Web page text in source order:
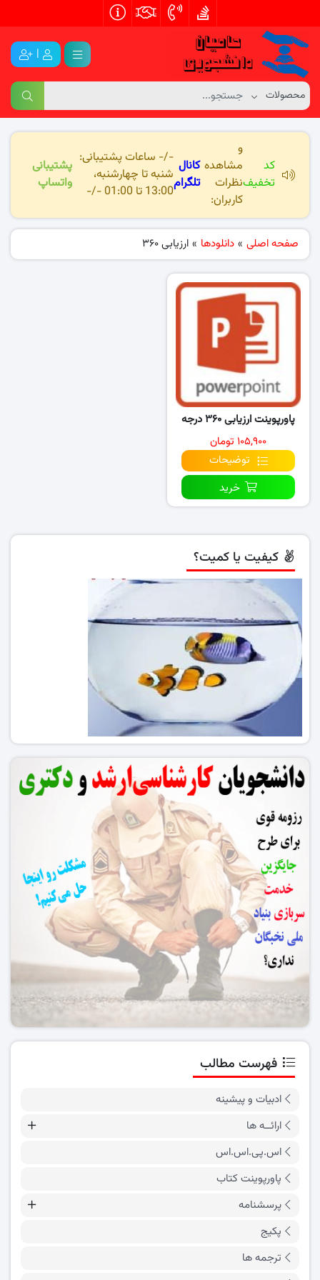
|
کد
تخفیف
و
مشاهده
نظرات
کاربران:
کانال
تلگرام
-/- ساعات پشتیبانی:
شنبه تا چهارشنبه،
13:00 تا 01:00 -/-
پشتیبانی
واتساپ
صفحه اصلی » دانلودها » ارزیابی 360
پاورپوینت ارزیابی ۳۶۰ درجه
۱۰۵,۹۰۰ تومان
توضیحات
خرید
کیفیت یا کمیت؟
فهرست مطالب
ادبیات و پیشینه
ارائــه ها
اس.پی.اس.اس
پاورپوینت کتاب
پرسشنامه
پکیج
ترجمه ها